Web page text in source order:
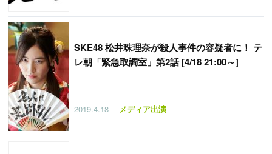
SKE48 松井珠理奈が殺人事件の容疑者に！ テ
レ朝「緊急取調室」第2話 [4/18 21:00～]
2019.4.18 メディア出演